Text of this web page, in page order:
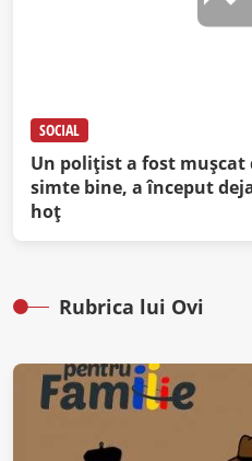
SOCIAL
Un poliţist a fost muşcat
simte bine, a început
hoţ
Rubrica lui Ovi